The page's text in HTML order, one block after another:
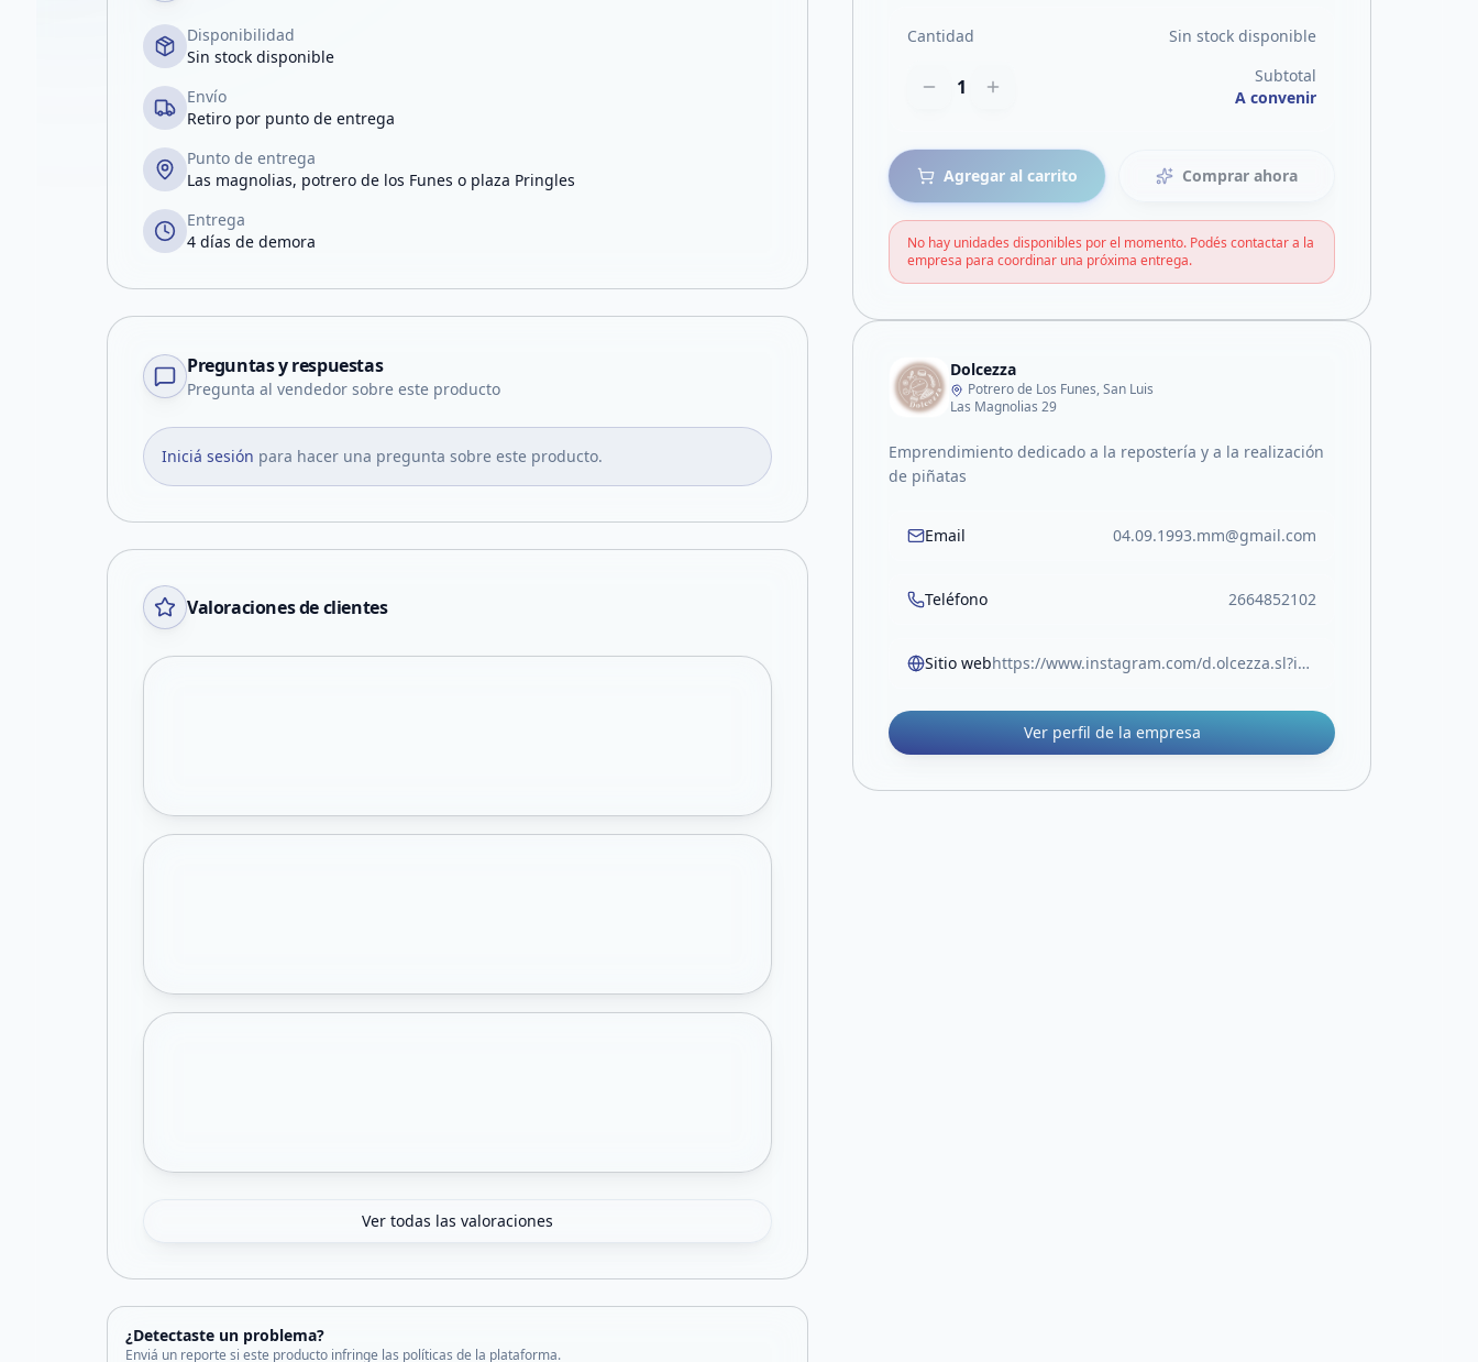
Disponibilidad
Sin stock disponible
Envío
Retiro por punto de entrega
Punto de entrega
Las magnolias, potrero de los Funes o plaza Pringles
Entrega
4 días de demora
Preguntas y respuestas
Pregunta al vendedor sobre este producto
Iniciá sesión para hacer una pregunta sobre este producto.
Valoraciones de clientes
Ver todas las valoraciones
¿Detectaste un problema?
Enviá un reporte si este producto infringe las políticas de la plataforma.
Cantidad Sin stock disponible
1
Subtotal
A convenir
Agregar al carrito Comprar ahora
No hay unidades disponibles por el momento. Podés contactar a la
empresa para coordinar una próxima entrega.
Dolcezza
Potrero de Los Funes, San Luis
Las Magnolias 29
Emprendimiento dedicado a la repostería y a la realización
de piñatas
Email 04.09.1993.mm@gmail.com
Teléfono 2664852102
Sitio web https://www.instagram.com/d.olcezza.sl?igsh=MXF4emhubnBtMncwcw==
Ver perfil de la empresa